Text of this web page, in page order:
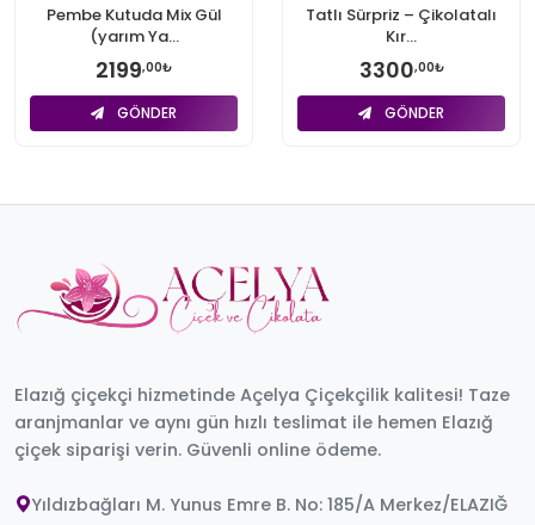
Pembe Kutuda Mix Gül
(yarım Ya...
2199,00₺
GÖNDER
Tatlı Sürpriz – Çikolatalı
Kır...
3300,00₺
GÖNDER
Elazığ çiçekçi hizmetinde Açelya Çiçekçilik kalitesi! Taze
aranjmanlar ve aynı gün hızlı teslimat ile hemen Elazığ
çiçek siparişi verin. Güvenli online ödeme.
Yıldızbağları M. Yunus Emre B. No: 185/A Merkez/ELAZIĞ